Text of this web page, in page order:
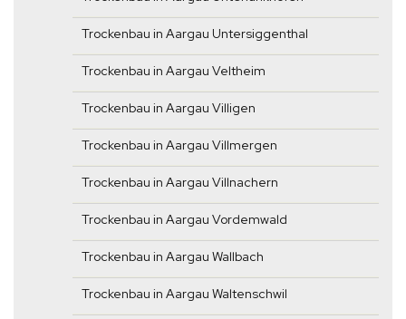
Trockenbau in Aargau Untersiggenthal
Trockenbau in Aargau Veltheim
Trockenbau in Aargau Villigen
Trockenbau in Aargau Villmergen
Trockenbau in Aargau Villnachern
Trockenbau in Aargau Vordemwald
Trockenbau in Aargau Wallbach
Trockenbau in Aargau Waltenschwil